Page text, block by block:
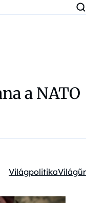
a NATO
Kategóriák:
VilágpolitikaVilágűr